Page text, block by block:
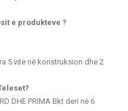
e produkteve ?
5 vite në konstruksion dhe 2
DHE PRIMA Bkt deri në 6